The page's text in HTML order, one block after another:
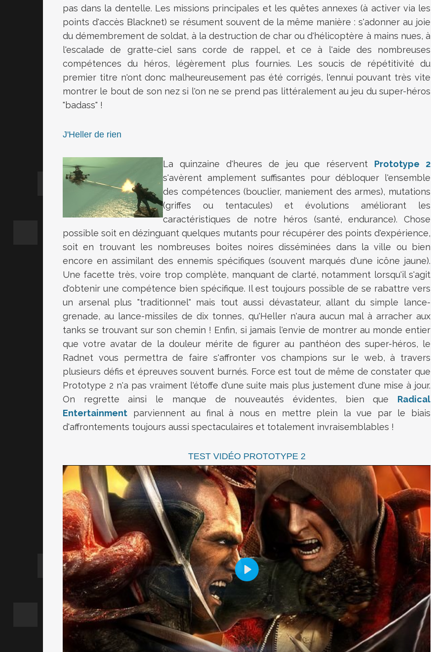
pas dans la dentelle. Les missions principales et les quêtes annexes (à activer via les
points d'accès Blacknet) se résument souvent de la même manière : s'adonner au joie
du démembrement de soldat, à la destruction de char ou d'hélicoptère à mains nues, à
l'escalade de gratte-ciel sans corde de rappel, et ce à l'aide des nombreuses
compétences du héros, légèrement plus fournies. Les soucis de répétitivité du
premier titre n'ont donc malheureusement pas été corrigés, l'ennui pouvant très vite
montrer le bout de son nez si l'on ne se prend pas littéralement au jeu du super-héros
"badass" !
J'Heller de rien
La quinzaine d'heures de jeu que réservent Prototype 2
s'avèrent amplement suffisantes pour débloquer l'ensemble
des compétences (bouclier, maniement des armes), mutations
(griffes ou tentacules) et évolutions améliorant les
caractéristiques de notre héros (santé, endurance). Chose
possible soit en dézinguant quelques mutants pour récupérer des points d'expérience,
soit en trouvant les nombreuses boites noires disséminées dans la ville ou bien
encore en assimilant des ennemis spécifiques (souvent marqués d'une icône jaune).
Une facette très, voire trop complète, manquant de clarté, notamment lorsqu'il s'agit
d'obtenir une compétence bien spécifique. Il est toujours possible de se rabattre vers
un arsenal plus "traditionnel" mais tout aussi dévastateur, allant du simple lance-
grenade, au lance-missiles de dix tonnes, qu'Heller n'aura aucun mal à arracher aux
tanks se trouvant sur son chemin ! Enfin, si jamais l'envie de montrer au monde entier
que votre avatar de la douleur mérite de figurer au panthéon des super-héros, le
Radnet vous permettra de faire s'affronter vos champions sur le web, à travers
plusieurs défis et épreuves souvent burnés. Force est tout de même de constater que
Prototype 2 n'a pas vraiment l'étoffe d'une suite mais plus justement d'une mise à jour.
On regrette ainsi le manque de nouveautés évidentes, bien que Radical
Entertainment parviennent au final à nous en mettre plein la vue par le biais
d'affrontements toujours aussi spectaculaires et totalement invraisemblables !
TEST VIDÉO PROTOTYPE 2